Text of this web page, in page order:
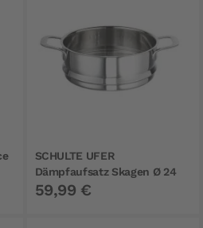
SCHULTE UFER
Dämpfaufsatz Skagen Ø 24
cm
59,99 €